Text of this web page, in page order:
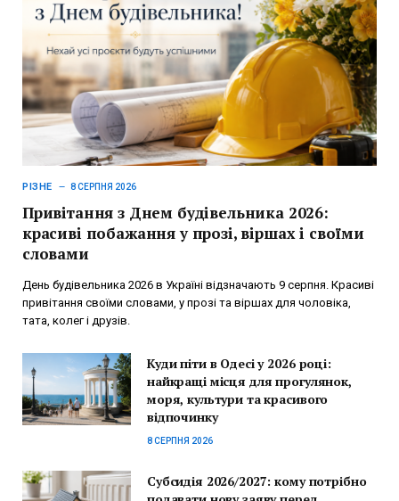
РІЗНЕ 8 СЕРПНЯ 2026
Привітання з Днем будівельника 2026:
красиві побажання у прозі, віршах і своїми
словами
День будівельника 2026 в Україні відзначають 9 серпня. Красиві
привітання своїми словами, у прозі та віршах для чоловіка,
тата, колег і друзів.
Куди піти в Одесі у 2026 році:
найкращі місця для прогулянок,
моря, культури та красивого
відпочинку
8 СЕРПНЯ 2026
Субсидія 2026/2027: кому потрібно